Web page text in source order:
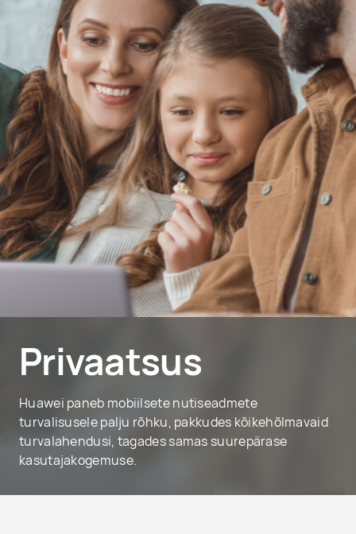
Huawei paneb mobiilsete nutiseadmete
turvalisusele palju rõhku, pakkudes kõikehõlmavaid
turvalahendusi, tagades samas suurepärase
kasutajakogemuse.
Privaatsus